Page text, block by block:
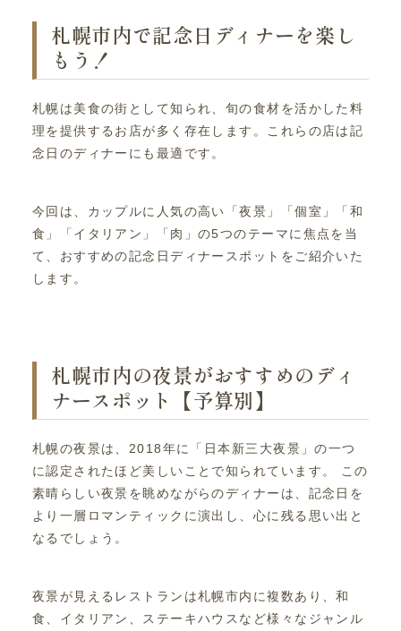
札幌市内で記念日ディナーを楽し
もう！
札幌は美食の街として知られ、旬の食材を活かした料
理を提供するお店が多く存在します。これらの店は記
念日のディナーにも最適です。
今回は、カップルに人気の高い「夜景」「個室」「和
食」「イタリアン」「肉」の5つのテーマに焦点を当
て、おすすめの記念日ディナースポットをご紹介いた
します。
札幌市内の夜景がおすすめのディ
ナースポット【予算別】
札幌の夜景は、2018年に「日本新三大夜景」の一つ
に認定されたほど美しいことで知られています。 この
素晴らしい夜景を眺めながらのディナーは、記念日を
より一層ロマンティックに演出し、心に残る思い出と
なるでしょう。
夜景が見えるレストランは札幌市内に複数あり、和
食、イタリアン、ステーキハウスなど様々なジャンル